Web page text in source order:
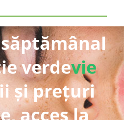
verdevie
și prețuri
acces la